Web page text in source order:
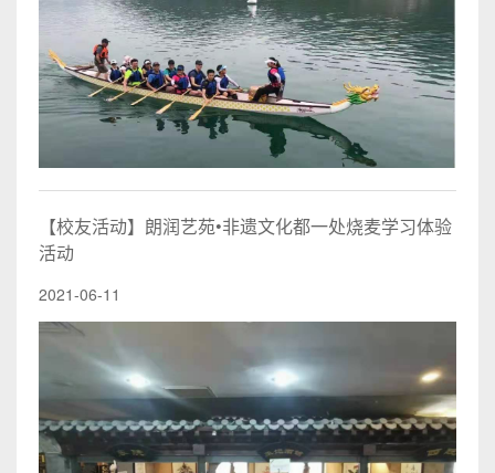
【校友活动】朗润艺苑•非遗文化都一处烧麦学习体验
活动
2021-06-11